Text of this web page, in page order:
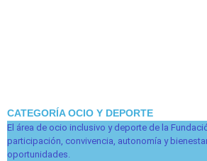
CATEGORÍA OCIO Y DEPORTE
El área de ocio inclusivo y deporte de la
participación, convivencia, autonomía y
oportunidades.